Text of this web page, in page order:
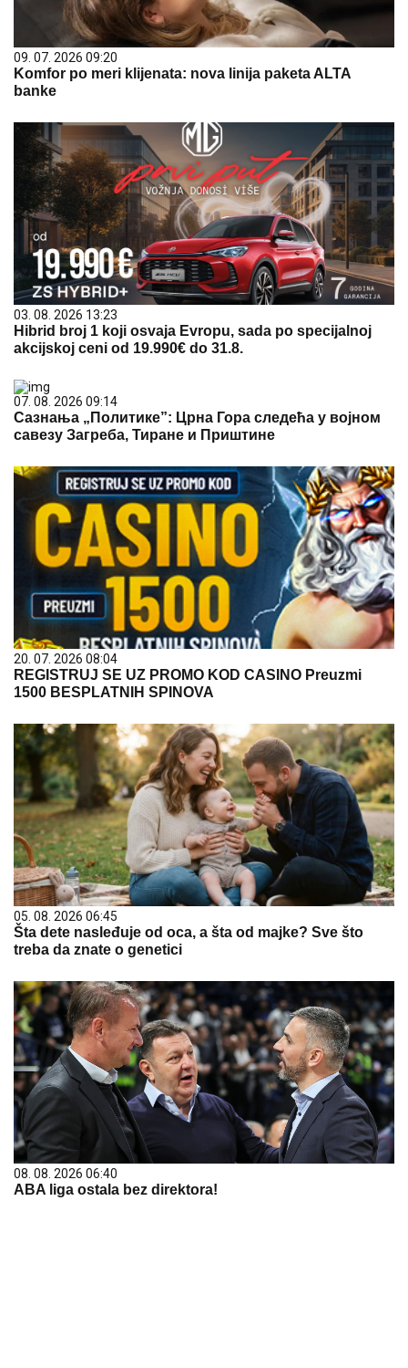
09. 07. 2026 09:20
Komfor po meri klijenata: nova linija paketa ALTA
banke
03. 08. 2026 13:23
Hibrid broj 1 koji osvaja Evropu, sada po specijalnoj
akcijskoj ceni od 19.990€ do 31.8.
07. 08. 2026 09:14
Сазнања „Политике”: Црна Гора следећа у војном
савезу Загреба, Тиране и Приштине
20. 07. 2026 08:04
REGISTRUJ SE UZ PROMO KOD CASINO Preuzmi
1500 BESPLATNIH SPINOVA
05. 08. 2026 06:45
Šta dete nasleđuje od oca, a šta od majke? Sve što
treba da znate o genetici
08. 08. 2026 06:40
ABA liga ostala bez direktora!